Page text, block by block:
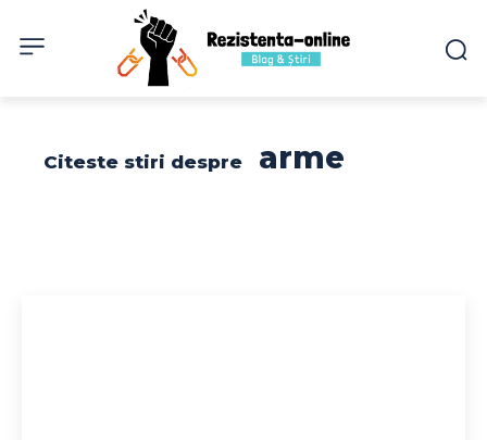
Citeste stiri despre arme